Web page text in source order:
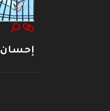
إحسان